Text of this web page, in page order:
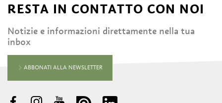
RESTA IN CONTATTO CON NOI
Notizie e informazioni direttamente nella tua
inbox
ABBONATI ALLA NEWSLETTER